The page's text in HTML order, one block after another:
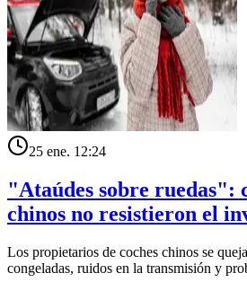
25 ene. 12:24
"Ataúdes sobre ruedas":
chinos no resistieron el
Los propietarios de coches chinos se
congeladas, ruidos en la transmisión y